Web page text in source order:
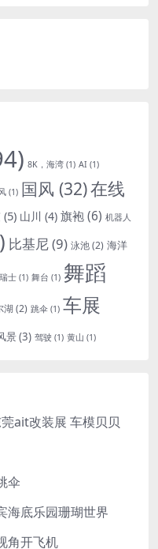
8K，海湾 (1) AI (1)
(1) 国风 (32)在线
(5) 山川 (4) 旗袍(6) 机器人
比基尼(9) 泳池(2) 海洋
瑞士 (1) 舞台 (1) 舞蹈
湖 (2) 跳伞 (1) 车展
景(3) 驾驶 (1) 黄山 (1)
莞ait改装展 车模贝贝
伞
海底乐园珊瑚世界
角开飞机